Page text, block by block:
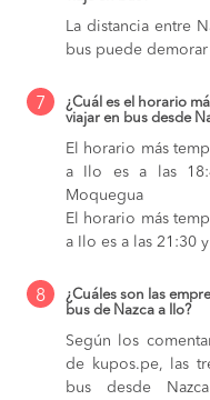
La distancia entre
bus puede
7
¿Cuál es el horario
viajar en bus desde
El horario más
a Ilo es a las
Moquegua
El horario más
a Ilo es a las 21:30
8
¿Cuáles son las
bus de Nazca a Ilo?
Según los
de kupos.pe, las
bus desde